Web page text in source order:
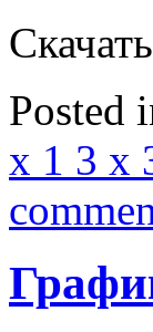
Posted
x 1 3 x